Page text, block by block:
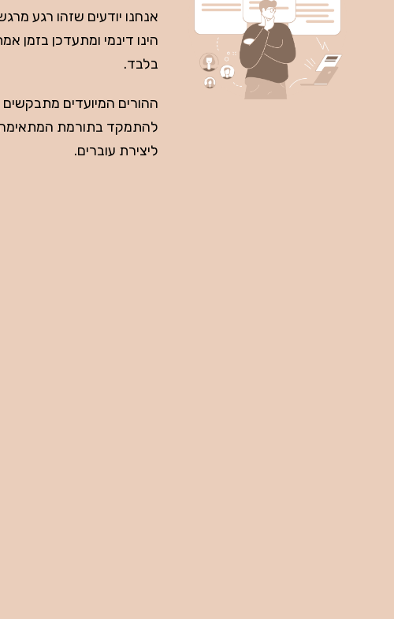
אנחנו יודעים שזהו רגע
הינו דינמי ומתעדכן בזמן
בלבד.
להתמקד בתורמת המתאימה
ליצירת עוברים.